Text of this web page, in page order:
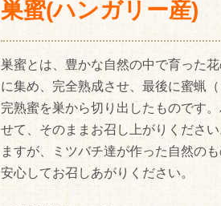
巣蜜(ハンガリー産)
巣蜜とは、豊かな自然の中で育った
に集め、完全熟成させ、最後に蜜蝋
完熟蜜を巣から切り出したものです
せて、そのままお召し上がりくださ
ますが、ミツバチ達が作った自然の
安心してお召しあがりください。